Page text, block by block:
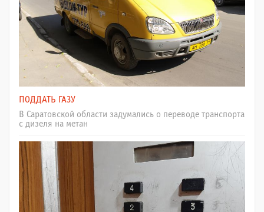
ПОДДАТЬ ГАЗУ
В Саратовской области задумались о переводе транспорта
с дизеля на метан